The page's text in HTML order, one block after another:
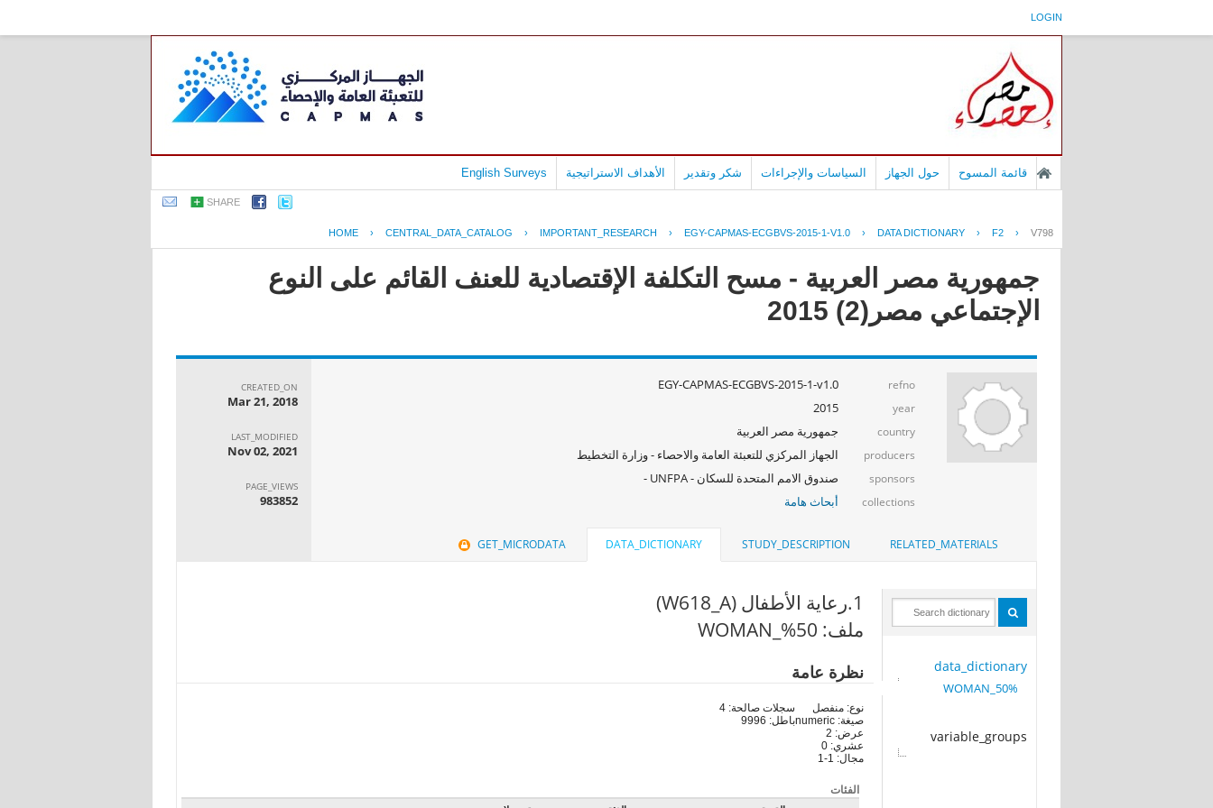
LOGIN
قائمة المسوح حول الجهاز السياسات والإجراءات شكر وتقدير الأهداف الاستراتيجية English Surveys
SHARE
HOME › CENTRAL_DATA_CATALOG › IMPORTANT_RESEARCH › EGY-CAPMAS-ECGBVS-2015-1-V1.0 › DATA DICTIONARY › F2 › V798
جمهورية مصر العربية - مسح التكلفة الإقتصادية للعنف القائم على النوع
الإجتماعي مصر(2) 2015
refno
EGY-CAPMAS-ECGBVS-2015-1-v1.0
year
2015
country جمهورية مصر العربية
producers الجهاز المركزي للتعبئة العامة والاحصاء - وزارة التخطيط
sponsors صندوق الامم المتحدة للسكان - UNFPA -
collections أبحاث هامة
CREATED_ON
Mar 21, 2018
LAST_MODIFIED
Nov 02, 2021
PAGE_VIEWS
983852
RELATED_MATERIALS
STUDY_DESCRIPTION
DATA_DICTIONARY
GET_MICRODATA
data_dictionary
50%_WOMAN
variable_groups
1.رعاية الأطفال (W618_A)
ملف: 50%_WOMAN
نظرة عامة
نوع: منفصل
صيغة: numeric
عرض: 2
عشري: 0
مجال: 1-1
سجلات صالحة: 4
باطل: 9996
الفئات